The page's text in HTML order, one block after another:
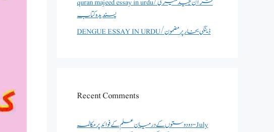
پسندیدہ کتاب
DENGUE ESSAY IN URDU/ڈینگی بخار پر مضمون
Recent Comments
دو دوستوں کے درمیان علم کے فوائد پر مکالمہ - July